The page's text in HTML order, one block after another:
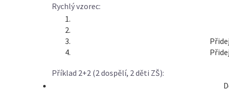
Rychlý vzorec:
Příklad 2+2 (2 dospělí, 2 děti ZŠ):